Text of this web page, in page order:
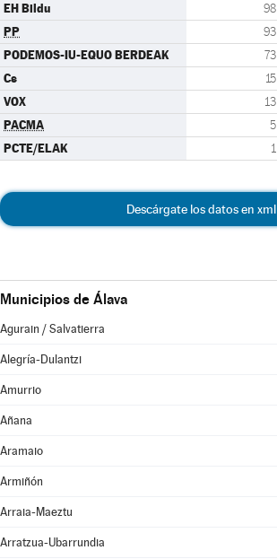
EH Bildu 98
PP 93
PODEMOS-IU-EQUO BERDEAK 73
Cs 15
VOX 13
PACMA 5
PCTE/ELAK 1
Descárgate los datos en xml
Municipios de Álava
Agurain / Salvatierra
Alegría-Dulantzi
Amurrio
Añana
Aramaio
Armiñón
Arraia-Maeztu
Arratzua-Ubarrundia